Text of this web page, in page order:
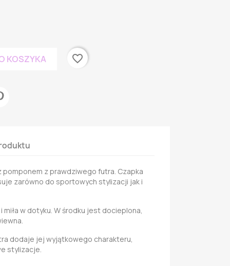
KOSZYKA favorite_border
pomponem z prawdziwego futra. Czapka
zarówno do sportowych stylizacji jak i
miła w dotyku. W środku jest docieplona,
dodaje jej wyjątkowego charakteru,
stylizacje.